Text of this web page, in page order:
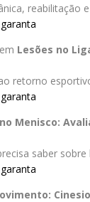
reabilitação
em Lesões no
retorno
Menisco:
saber sobre